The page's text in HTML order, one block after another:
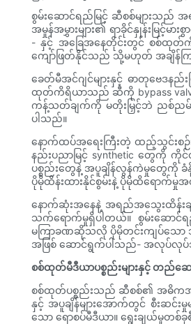
စွမ်းဆောင်ရည်မြင့် ဆီစစ်များသ
အမှုန်အမွှားများ၏ ရာခိုင်နှုန်းမြင့်
- နှင့် အခြေအနေတိုင်းတွင် စစ်ထုတ်ကိ
ကျော်ဖြတ်နိုင်သည် သို့မဟုတ် အချိန်က
ခေတ်မီအင်ဂျင်များနှင့် ဓာတုဗေဒန
ထုတ်ကိရိယာသည် ဆီကို bypass valve
ကန့်သတ်ချက်ကို မတိုးမြှင့်ဘဲ ညစ်ညမ်း
ပါသည်။
နောက်ထပ်အရေးကြီးတဲ့ ထည့်သွင်းစဉ်
နည်းပညာမြင့် synthetic တွေကို ကို
ပစ္စည်းတွေနဲ့ အပူချိန်လွန်ကဲမှုတွေကို
ပိုမိုထိန်းထားနိုင်စွမ်းနဲ့ ပိုမိုထိရော
နောက်ဆုံးအနေနဲ့ အရည်အသွေးထိန်း
သက်ရောက်မှုရှိပါတယ်။ စွမ်းဆောင်
မကြာခဏဆိုသလို ပိုမိုတင်းကျပ်သော
အဖြစ် ဆောင်ရွက်ပါသည်- အလုပ်လု
စစ်ထုတ်မီဒီယာပစ္စည်းများနှင့် တည်ဆ
စစ်ထုတ်ပစ္စည်းသည် ဆီစစ်၏ အဓိကအစိ
နှင့် အပူချိန်များအောက်တွင် စီးဆင်
သော ရောစပ်မီဒီယာ။ ရွေးချယ်မှု